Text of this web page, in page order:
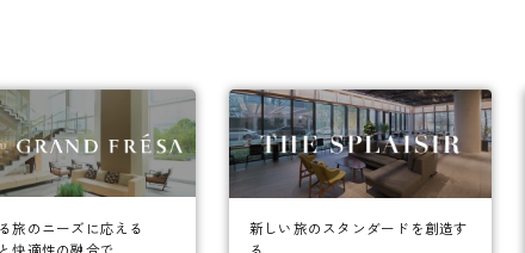
旅のニーズに応える
新しい旅のスタンダードを創造す